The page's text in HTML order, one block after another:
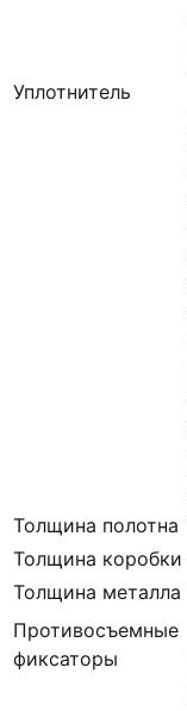
Уплотнитель
Толщина полотна
Толщина коробки
Толщина металла
Противосъемные
фиксаторы